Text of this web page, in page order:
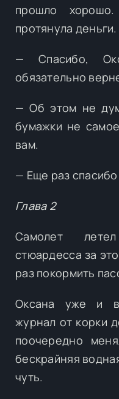
прошло
протянула деньги.
— Спасибо,
обязательно
— Об этом не
бумажки не
вам.
— Еще раз
Глава 2
Самолет
стюардесса за
раз покормить
Оксана уже и
журнал от корки
поочередно
бескрайняя
чуть.